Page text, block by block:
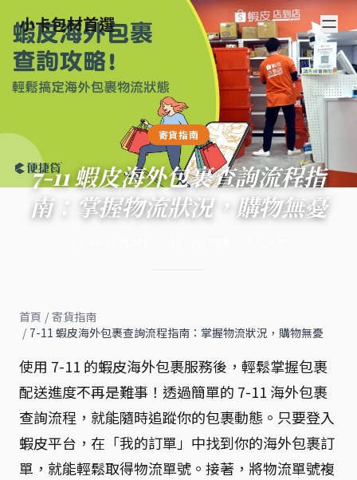
小卡包材首選
寄貨指南
7-11 蝦皮海外包裹查詢流程指
南：掌握物流狀況，購物無憂
首頁 / 寄貨指南
/ 7-11 蝦皮海外包裹查詢流程指南：掌握物流狀況，購物無憂
使用 7-11 的蝦皮海外包裹服務後，輕鬆掌握包裹
配送進度不再是難事！透過簡單的 7-11 海外包裹
查詢流程，就能隨時追蹤你的包裹動態。只要登入
蝦皮平台，在「我的訂單」中找到你的海外包裹訂
單，就能輕鬆取得物流單號。接著，將物流單號複